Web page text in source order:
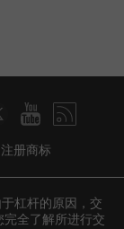
册商标
杠杆的原因，交
全了解所进行交